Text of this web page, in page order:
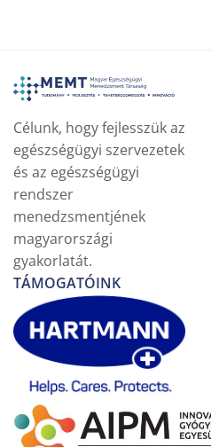
Célunk, hogy fejlesszük az
egészségügyi szervezetek
és az egészségügyi
rendszer
menedzsmentjének
magyarországi
gyakorlatát.
TÁMOGATÓINK